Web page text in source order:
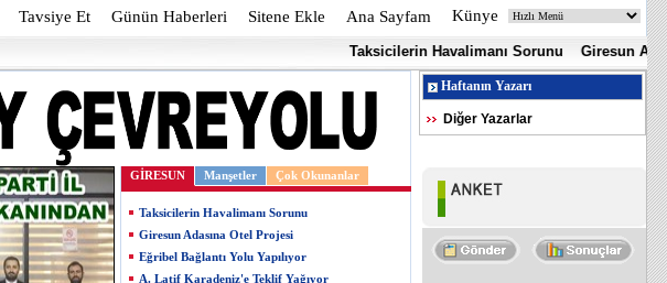
Tavsiye Et Günün Haberleri Sitene Ekle Ana Sayfam Künye
Taksicilerin Havalimanı Sorunu Giresun Adasına
GİRESUN Manşetler Çok Okunanlar
Taksicilerin Havalimanı Sorunu
Giresun Adasına Otel Projesi
Eğribel Bağlantı Yolu Yapılıyor
A. Latif Karadeniz'e Teklif Yağıyor
Haftanın Yazarı
Diğer Yazarlar